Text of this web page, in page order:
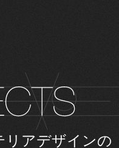
リアデザインの